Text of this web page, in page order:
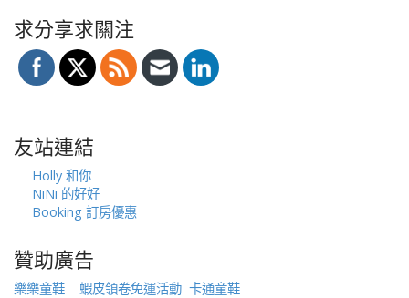
求分享求關注
友站連結
Holly 和你
NiNi 的好好
Booking 訂房優惠
贊助廣告
樂樂童鞋 蝦皮領卷免運活動 卡通童鞋